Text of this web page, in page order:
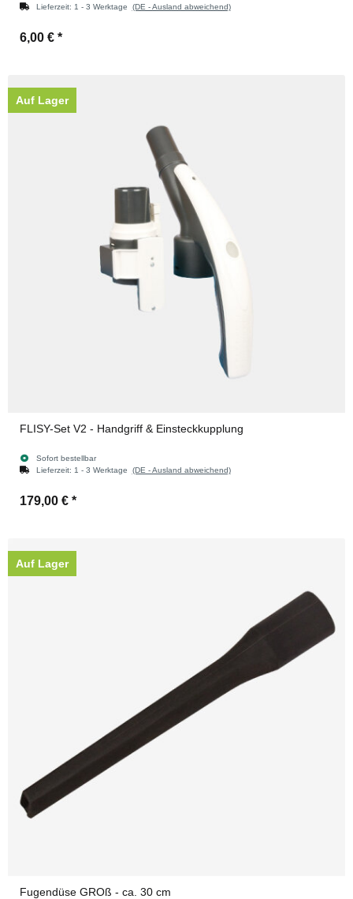
Lieferzeit: 1 - 3 Werktage (DE - Ausland abweichend)
6,00 € *
Auf Lager
FLISY-Set V2 - Handgriff & Einsteckkupplung
Sofort bestellbar
Lieferzeit: 1 - 3 Werktage (DE - Ausland abweichend)
179,00 € *
Auf Lager
Fugendüse GROß - ca. 30 cm